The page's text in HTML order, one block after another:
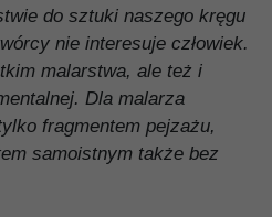
do sztuki naszego kręgu
nie interesuje człowiek.
malarstwa, ale też i
Dla malarza
fragmentem pejzażu,
samoistnym także bez